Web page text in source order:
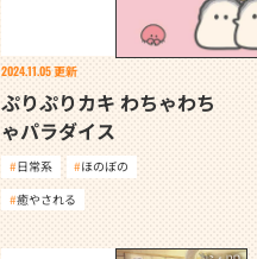
2024.11.05更新
ぷりぷりカキ わちゃわち
ゃパラダイス
日常系
ほのぼの
癒やされる